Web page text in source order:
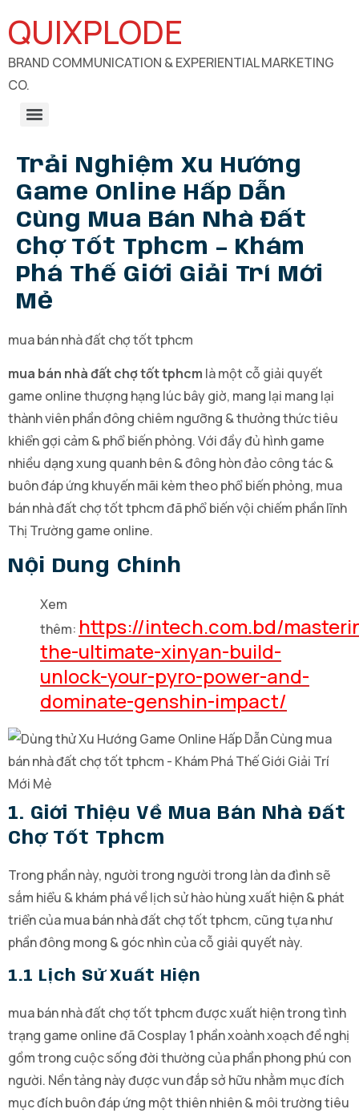
QUIXPLODE
BRAND COMMUNICATION & EXPERIENTIAL MARKETING
CO.
Trải Nghiệm Xu Hướng
Game Online Hấp Dẫn
Cùng Mua Bán Nhà Đất
Chợ Tốt Tphcm – Khám
Phá Thế Giới Giải Trí Mới
Mẻ
mua bán nhà đất chợ tốt tphcm
mua bán nhà đất chợ tốt tphcm là một cỗ giải quyết
game online thượng hạng lúc bây giờ, mang lại mang lại
thành viên phần đông chiêm ngưỡng & thưởng thức tiêu
khiển gợi cảm & phổ biến phỏng. Với đầy đủ hình game
nhiều dạng xung quanh bên & đông hòn đảo công tác &
buôn đáp ứng khuyến mãi kèm theo phổ biến phỏng, mua
bán nhà đất chợ tốt tphcm đã phổ biến vội chiếm phần lĩnh
Thị Trường game online.
Nội Dung Chính
Xem
thêm: https://intech.com.bd/
the-ultimate-xinyan-build-
unlock-your-pyro-power-and-
dominate-genshin-impact/
1. Giới Thiệu Về Mua Bán Nhà Đất
Chợ Tốt Tphcm
Trong phần này, người trong người trong làn da đình sẽ
sắm hiểu & khám phá về lịch sử hào hùng xuất hiện & phát
triển của mua bán nhà đất chợ tốt tphcm, cũng tựa như
phần đông mong & góc nhìn của cỗ giải quyết này.
1.1 Lịch Sử Xuất Hiện
mua bán nhà đất chợ tốt tphcm được xuất hiện trong tình
trạng game online đã Cosplay 1 phần xoành xoạch đề nghị
gồm trong cuộc sống đời thường của phần phong phú con
người. Nền tảng này được vun đắp sở hữu nhằm mục đích
mục đích buôn đáp ứng một thiên nhiên & môi trường tiêu